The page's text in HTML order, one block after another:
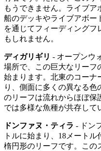
もうできません。ライブ
船のデッキやライブアボー
を通じてフィーディング
もしれません。
ディガリギリ - オープンウ
場所で、この巨大なリーフ
始まります。北東のコーナ
り、側面に多くの異なる色
のリーフは流れからほぼ保
では多様な魚種が共存して
ドンファヌ・ティラ - ドン
トルに始まり、18メート
楕円形のリーフです。この